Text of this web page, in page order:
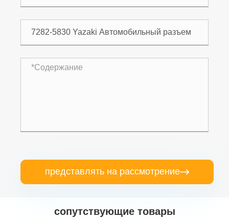
представлять на рассмотрение
сопутствующие товары